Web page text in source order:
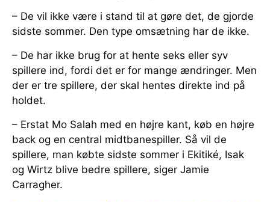
– De vil ikke være i stand til at gøre det, de gjorde
sidste sommer. Den type omsætning har de ikke.
– De har ikke brug for at hente seks eller syv
spillere ind, fordi det er for mange ændringer. Men
der er tre spillere, der skal hentes direkte ind på
holdet.
– Erstat Mo Salah med en højre kant, køb en højre
back og en central midtbanespiller. Så vil de
spillere, man købte sidste sommer i Ekitiké, Isak
og Wirtz blive bedre spillere, siger Jamie
Carragher.